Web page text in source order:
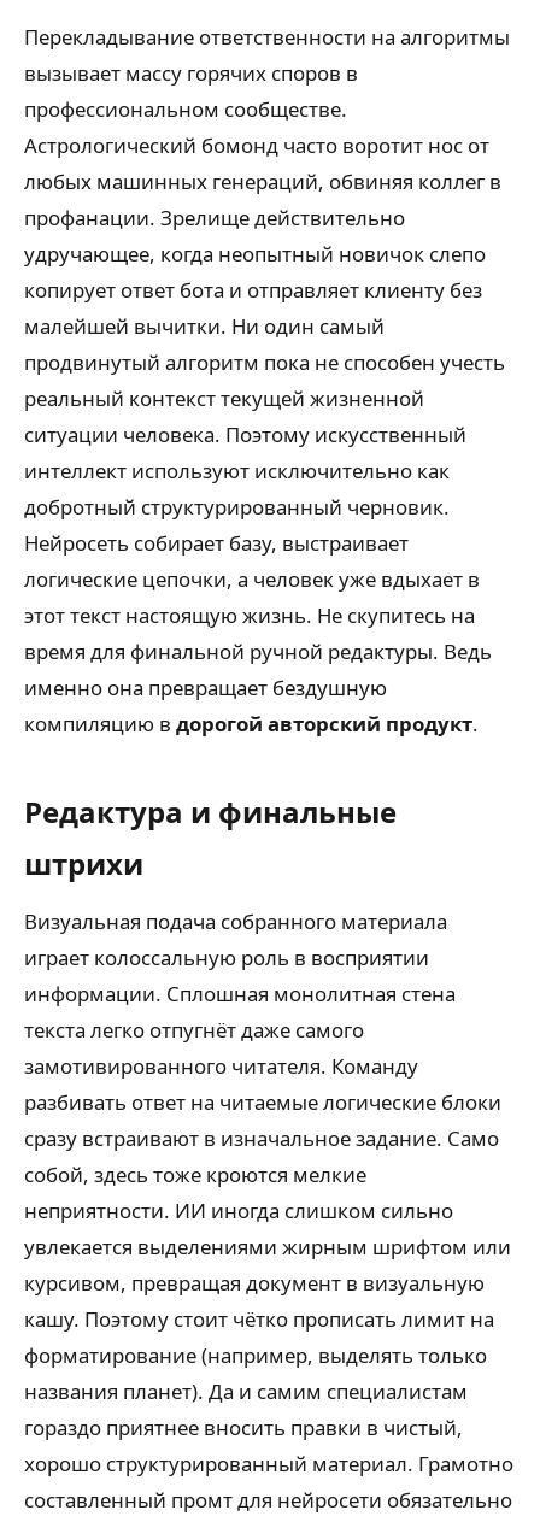
Перекладывание ответственности на алгоритмы
вызывает массу горячих споров в
профессиональном сообществе.
Астрологический бомонд часто воротит нос от
любых машинных генераций, обвиняя коллег в
профанации. Зрелище действительно
удручающее, когда неопытный новичок слепо
копирует ответ бота и отправляет клиенту без
малейшей вычитки. Ни один самый
продвинутый алгоритм пока не способен учесть
реальный контекст текущей жизненной
ситуации человека. Поэтому искусственный
интеллект используют исключительно как
добротный структурированный черновик.
Нейросеть собирает базу, выстраивает
логические цепочки, а человек уже вдыхает в
этот текст настоящую жизнь. Не скупитесь на
время для финальной ручной редактуры. Ведь
именно она превращает бездушную
компиляцию в дорогой авторский продукт.
Редактура и финальные
штрихи
Визуальная подача собранного материала
играет колоссальную роль в восприятии
информации. Сплошная монолитная стена
текста легко отпугнёт даже самого
замотивированного читателя. Команду
разбивать ответ на читаемые логические блоки
сразу встраивают в изначальное задание. Само
собой, здесь тоже кроются мелкие
неприятности. ИИ иногда слишком сильно
увлекается выделениями жирным шрифтом или
курсивом, превращая документ в визуальную
кашу. Поэтому стоит чётко прописать лимит на
форматирование (например, выделять только
названия планет). Да и самим специалистам
гораздо приятнее вносить правки в чистый,
хорошо структурированный материал. Грамотно
составленный промт для нейросети обязательно